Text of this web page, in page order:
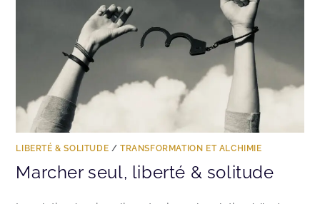
LIBERTÉ & SOLITUDE /TRANSFORMATION ET ALCHIMIE
Marcher seul, liberté & solitude